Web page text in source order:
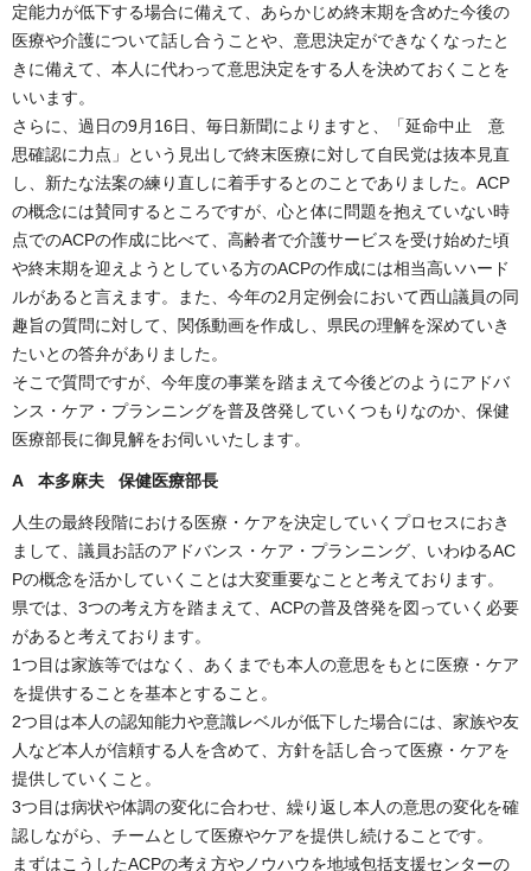
定能力が低下する場合に備えて、あらかじめ終末期を含めた今後の
医療や介護について話し合うことや、意思決定ができなくなったと
きに備えて、本人に代わって意思決定をする人を決めておくことを
いいます。
さらに、過日の9月16日、毎日新聞によりますと、「延命中止 意
思確認に力点」という見出しで終末医療に対して自民党は抜本見直
し、新たな法案の練り直しに着手するとのことでありました。ACP
の概念には賛同するところですが、心と体に問題を抱えていない時
点でのACPの作成に比べて、高齢者で介護サービスを受け始めた頃
や終末期を迎えようとしている方のACPの作成には相当高いハード
ルがあると言えます。また、今年の2月定例会において西山議員の同
趣旨の質問に対して、関係動画を作成し、県民の理解を深めていき
たいとの答弁がありました。
そこで質問ですが、今年度の事業を踏まえて今後どのようにアドバ
ンス・ケア・プランニングを普及啓発していくつもりなのか、保健
医療部長に御見解をお伺いいたします。
A 本多麻夫 保健医療部長
人生の最終段階における医療・ケアを決定していくプロセスにおき
まして、議員お話のアドバンス・ケア・プランニング、いわゆるAC
Pの概念を活かしていくことは大変重要なことと考えております。
県では、3つの考え方を踏まえて、ACPの普及啓発を図っていく必要
があると考えております。
1つ目は家族等ではなく、あくまでも本人の意思をもとに医療・ケア
を提供することを基本とすること。
2つ目は本人の認知能力や意識レベルが低下した場合には、家族や友
人など本人が信頼する人を含めて、方針を話し合って医療・ケアを
提供していくこと。
3つ目は病状や体調の変化に合わせ、繰り返し本人の意思の変化を確
認しながら、チームとして医療やケアを提供し続けることです。
まずはこうしたACPの考え方やノウハウを地域包括支援センターの